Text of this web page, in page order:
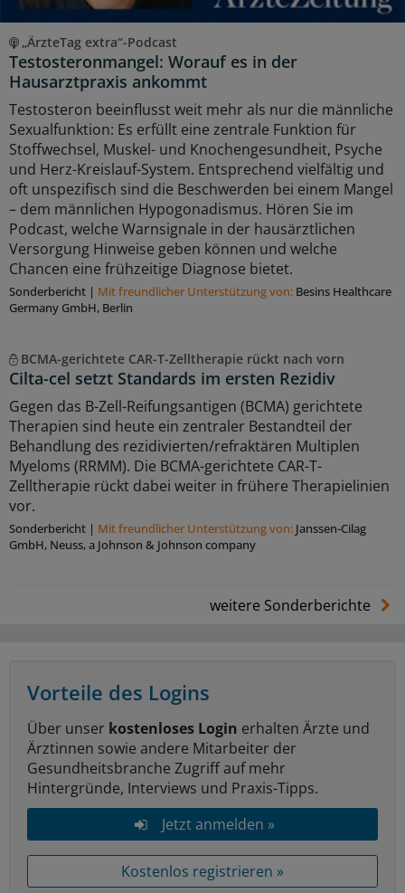
„ÄrzteTag extra“-Podcast
Testosteronmangel: Worauf es in der
Hausarztpraxis ankommt
Testosteron beeinflusst weit mehr als nur die männliche
Sexualfunktion: Es erfüllt eine zentrale Funktion für
Stoffwechsel, Muskel- und Knochengesundheit, Psyche
und Herz-Kreislauf-System. Entsprechend vielfältig und
oft unspezifisch sind die Beschwerden bei einem Mangel
– dem männlichen Hypogonadismus. Hören Sie im
Podcast, welche Warnsignale in der hausärztlichen
Versorgung Hinweise geben können und welche
Chancen eine frühzeitige Diagnose bietet.
Sonderbericht | Mit freundlicher Unterstützung von: Besins Healthcare
Germany GmbH, Berlin
BCMA-gerichtete CAR-T-Zelltherapie rückt nach vorn
Cilta-cel setzt Standards im ersten Rezidiv
Gegen das B-Zell-Reifungsantigen (BCMA) gerichtete
Therapien sind heute ein zentraler Bestandteil der
Behandlung des rezidivierten/refraktären Multiplen
Myeloms (RRMM). Die BCMA-gerichtete CAR-T-
Zelltherapie rückt dabei weiter in frühere Therapielinien
vor.
Sonderbericht | Mit freundlicher Unterstützung von: Janssen-Cilag
GmbH, Neuss, a Johnson & Johnson company
weitere Sonderberichte
Vorteile des Logins
Über unser kostenloses Login erhalten Ärzte und
Ärztinnen sowie andere Mitarbeiter der
Gesundheitsbranche Zugriff auf mehr
Hintergründe, Interviews und Praxis-Tipps.
Jetzt anmelden »
Kostenlos registrieren »